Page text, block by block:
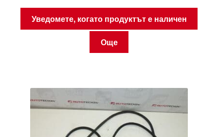
Уведомете, когато продуктът е наличен
Още